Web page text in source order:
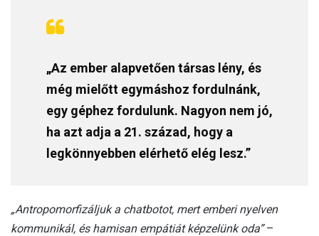
„Az ember alapvetően társas lény, és
még mielőtt egymáshoz fordulnánk,
egy géphez fordulunk. Nagyon nem jó,
ha azt adja a 21. század, hogy a
legkönnyebben elérhető elég lesz.”
„Antropomorfizáljuk a chatbotot, mert emberi nyelven
kommunikál, és hamisan empátiát képzelünk oda”–